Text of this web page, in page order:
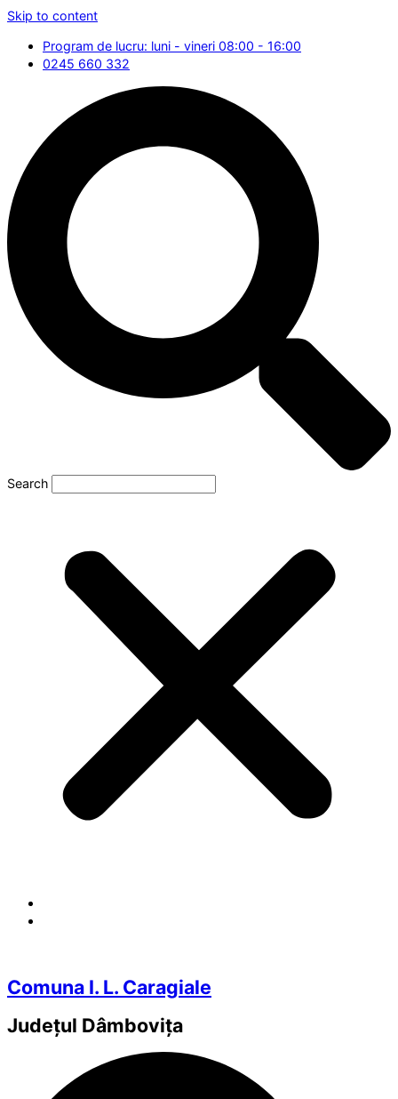
Skip to content
Program de lucru: luni - vineri 08:00 - 16:00
0245 660 332
Search
Comuna I. L. Caragiale
Județul Dâmbovița